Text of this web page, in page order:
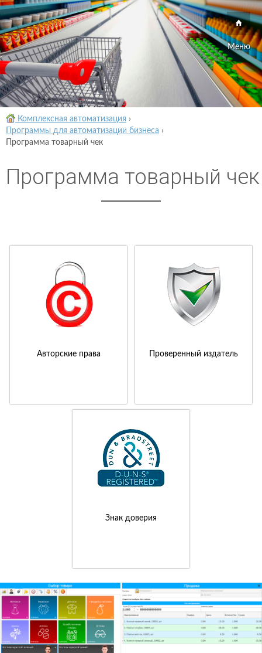
Меню
Комплексная автоматизация ›
Программы для автоматизации бизнеса ›
Программа товарный чек
Программа товарный чек
Авторские права Проверенный издатель
Знак доверия